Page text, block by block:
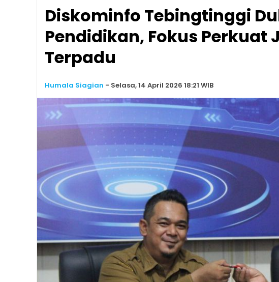
Diskominfo Tebingtinggi
Pendidikan, Fokus Perkuat
Terpadu
Humala Siagian - Selasa, 14 April 2026 18:21 WIB